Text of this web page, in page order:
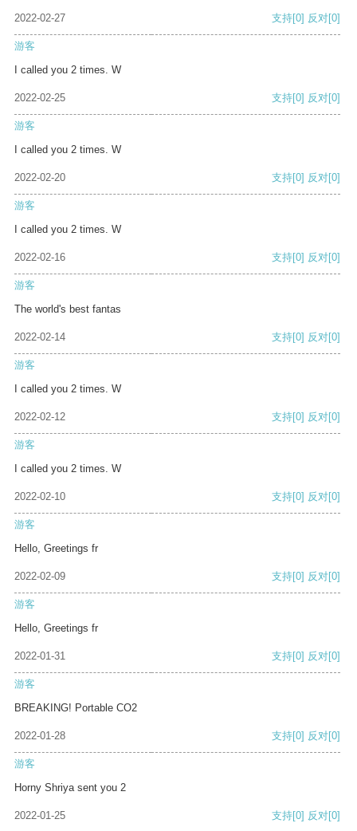
2022-02-27 支持[0] 反对[0]
游客
I called you 2 times. W
2022-02-25 支持[0] 反对[0]
游客
I called you 2 times. W
2022-02-20 支持[0] 反对[0]
游客
I called you 2 times. W
2022-02-16 支持[0] 反对[0]
游客
The world's best fantas
2022-02-14 支持[0] 反对[0]
游客
I called you 2 times. W
2022-02-12 支持[0] 反对[0]
游客
I called you 2 times. W
2022-02-10 支持[0] 反对[0]
游客
Hello, Greetings fr
2022-02-09 支持[0] 反对[0]
游客
Hello, Greetings fr
2022-01-31 支持[0] 反对[0]
游客
BREAKING! Portable CO2
2022-01-28 支持[0] 反对[0]
游客
Horny Shriya sent you 2
2022-01-25 支持[0] 反对[0]